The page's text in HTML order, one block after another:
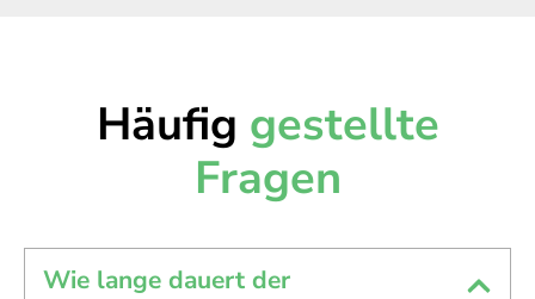
Häufig gestellte
Fragen
Wie lange dauert der